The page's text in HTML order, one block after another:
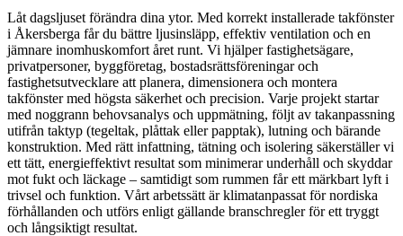
Låt dagsljuset förändra dina ytor. Med korrekt installerade takfönster
i Åkersberga får du bättre ljusinsläpp, effektiv ventilation och en
jämnare inomhuskomfort året runt. Vi hjälper fastighetsägare,
privatpersoner, byggföretag, bostadsrättsföreningar och
fastighetsutvecklare att planera, dimensionera och montera
takfönster med högsta säkerhet och precision. Varje projekt startar
med noggrann behovsanalys och uppmätning, följt av takanpassning
utifrån taktyp (tegeltak, plåttak eller papptak), lutning och bärande
konstruktion. Med rätt infattning, tätning och isolering säkerställer vi
ett tätt, energieffektivt resultat som minimerar underhåll och skyddar
mot fukt och läckage – samtidigt som rummen får ett märkbart lyft i
trivsel och funktion. Vårt arbetssätt är klimatanpassat för nordiska
förhållanden och utförs enligt gällande branschregler för ett tryggt
och långsiktigt resultat.